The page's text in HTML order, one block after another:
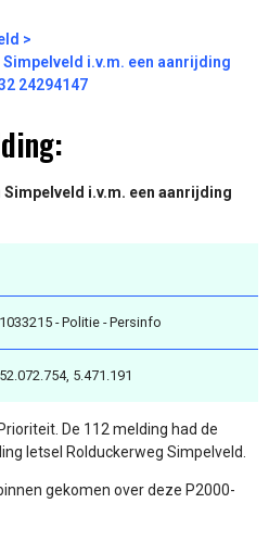
i.v.m. een aanrijding
24294147
i.v.m. een aanrijding
1033215 - Politie - Persinfo
52.072.754, 5.471.191
De 112 melding had de
letsel Rolduckerweg Simpelveld.
gekomen over deze P2000-